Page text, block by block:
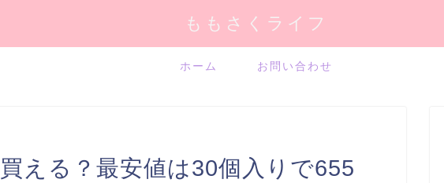
ももさくライフ
ホーム お問い合わせ
える？最安値は30個入りで655